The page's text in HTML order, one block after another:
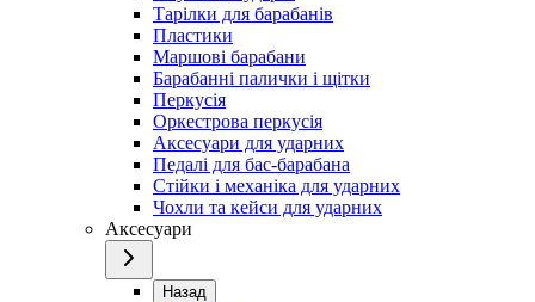
Тарілки для барабанів
Пластики
Маршові барабани
Барабанні палички і щітки
Перкусія
Оркестрова перкусія
Аксесуари для ударних
Педалі для бас-барабана
Стійки і механіка для ударних
Чохли та кейси для ударних
Аксесуари
Назад